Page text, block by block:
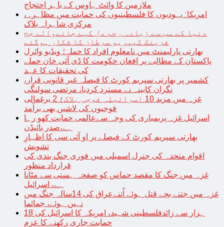
ملازمین کا وائٹ ہاوس کے باہر احتجاج
امریکا: یہودیوں کا فلسطینیوں کی حمایت میں مظاہرہ،
مرکزی شاہراہ بلاک
دنیا کے سب سے زیادہ رحم دل کہے جانےوالے جج
فرینک کیپریو سرطان کا شکار ہوگئے
بھارتی پارلیمنٹ میں نامعلوم افراد کا حملہ؛ ویڈیو وائرل
پاکستان کے مطالبے پر افغان حکومت کا ڈی آئی خان حملے
کی تحقیقات کا عہد
کشمیر پر بھارتی سپریم کورٹ کا فیصلہ غیر قانونی قرار،
نگران کابینہ نے مسترد کردیا، مرتضی سولنگی
غزہ میں مزید 10 اسرائیلی فوجی ہلاک؛ 2 یرغمالی
فوجیوں کی لاشیں بھی برآمد
اسرائیل غزہ پربمباری کی وجہ سےعالمی حمایت کھو رہا
ہے،صدر بائیڈن
بھارتی سپریم کورٹ کے فیصلے پر او آئی سی کا اظہارِ
تشویش
اقوام متحدہ کی جنرل اسمبلی میں فوری جنگ بندی کی
قرارداد منظور
غزہ میں جنگ کا مقصد حماس کو صفحہ ہستی سے مٹانا
ہے، اسرائیل
غزہ میں جتنے بچے قتل ہوئے اُتنےعراق کی 14سالہ جنگ میں
نہیں ہوئے، جمائما
18 ہزار سے زائدفلسطینی شہید، امریکہ کا اسرائیل کی
حمایت جاری رکھنے کا عزم